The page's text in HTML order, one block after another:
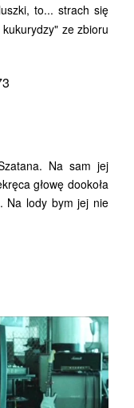
to... strach się
ze zbioru
Na sam jej
głowę dookoła
Na lody bym jej nie